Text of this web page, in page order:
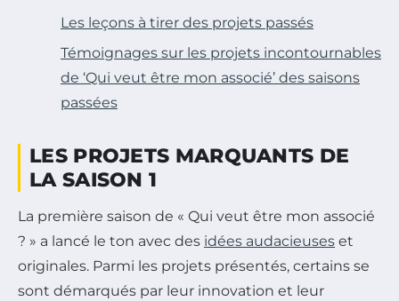
Les leçons à tirer des projets passés
Témoignages sur les projets incontournables
de ‘Qui veut être mon associé’ des saisons
passées
LES PROJETS MARQUANTS DE
LA SAISON 1
La première saison de « Qui veut être mon associé
? » a lancé le ton avec des idées audacieuses et
originales. Parmi les projets présentés, certains se
sont démarqués par leur innovation et leur